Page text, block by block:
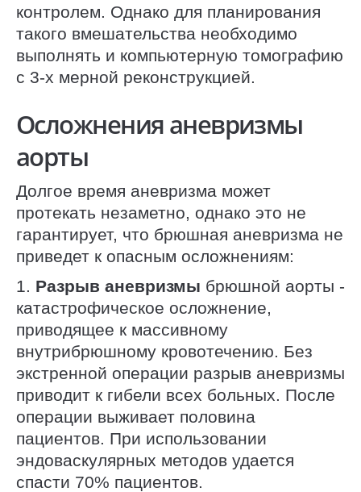
контролем. Однако для планирования
такого вмешательства необходимо
выполнять и компьютерную томографию
с 3-х мерной реконструкцией.
Осложнения аневризмы
аорты
Долгое время аневризма может
протекать незаметно, однако это не
гарантирует, что брюшная аневризма не
приведет к опасным осложнениям:
1. Разрыв аневризмы брюшной аорты -
катастрофическое осложнение,
приводящее к массивному
внутрибрюшному кровотечению. Без
экстренной операции разрыв аневризмы
приводит к гибели всех больных. После
операции выживает половина
пациентов. При использовании
эндоваскулярных методов удается
спасти 70% пациентов.